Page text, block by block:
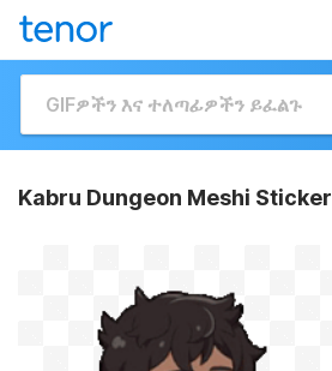
Kabru Dungeon Meshi Sticker